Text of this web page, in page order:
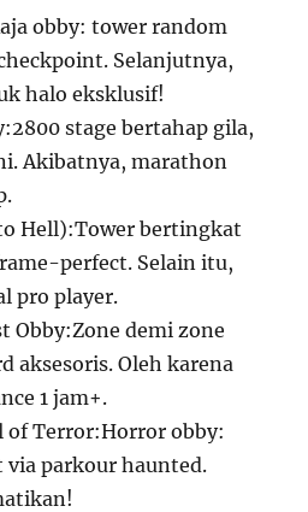
obby: tower random
Selanjutnya,
halo eksklusif!
stage bertahap gila,
Akibatnya, marathon
Hell):Tower bertingkat
perfect. Selain itu,
pro player.
Obby:Zone demi zone
aksesoris. Oleh karena
1 jam+.
of Terror:Horror obby:
via parkour haunted.